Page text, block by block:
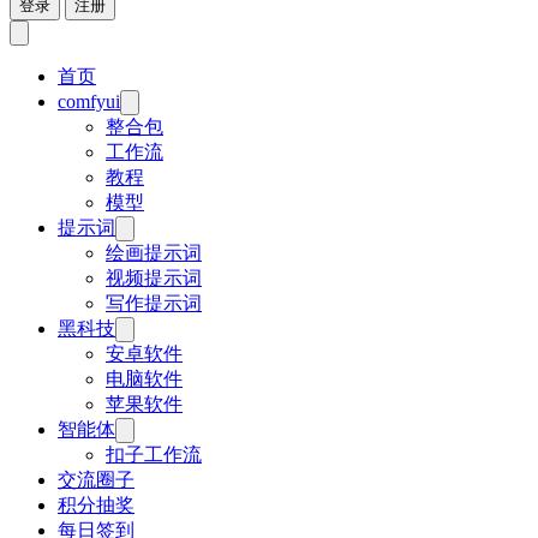
登录 注册
首页
comfyui
整合包
工作流
教程
模型
提示词
绘画提示词
视频提示词
写作提示词
黑科技
安卓软件
电脑软件
苹果软件
智能体
扣子工作流
交流圈子
积分抽奖
每日签到